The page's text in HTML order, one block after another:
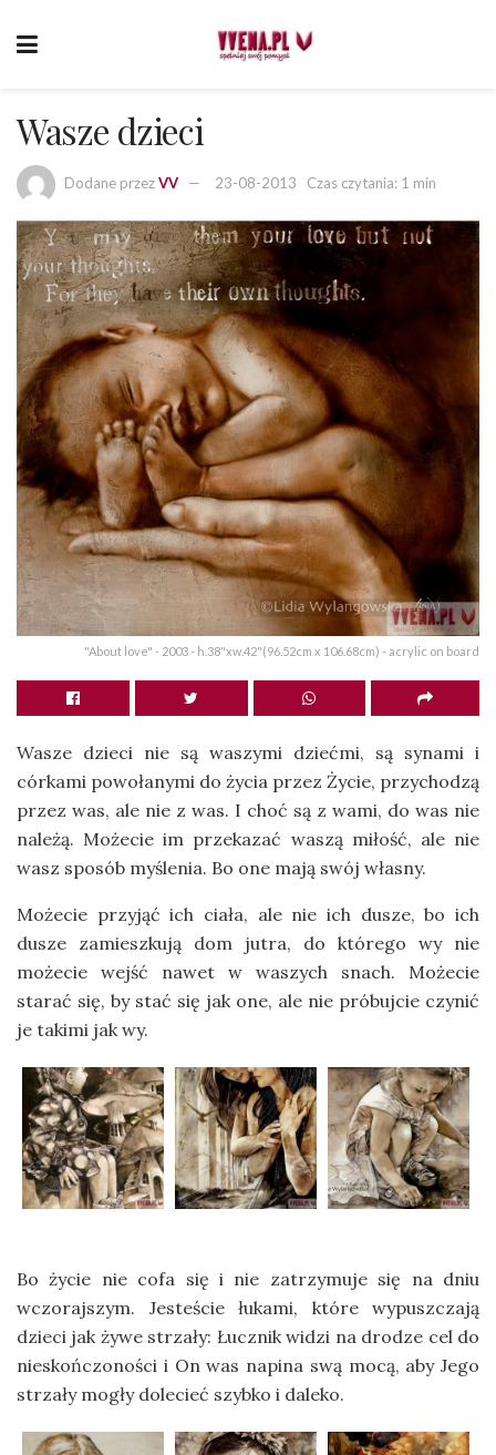
Wasze dzieci
Dodane przezVV 23-08-2013 Czas czytania: 1 min
"About love" - 2003 - h.38"xw.42"(96.52cm x 106.68cm) - acrylic on board
Wasze dzieci nie są waszymi dziećmi, są synami i
córkami powołanymi do życia przez Życie, przychodzą
przez was, ale nie z was. I choć są z wami, do was nie
należą. Możecie im przekazać waszą miłość, ale nie
wasz sposób myślenia. Bo one mają swój własny.
Możecie przyjąć ich ciała, ale nie ich dusze, bo ich
dusze zamieszkują dom jutra, do którego wy nie
możecie wejść nawet w waszych snach. Możecie
starać się, by stać się jak one, ale nie próbujcie czynić
je takimi jak wy.
Bo życie nie cofa się i nie zatrzymuje się na dniu
wczorajszym. Jesteście łukami, które wypuszczają
dzieci jak żywe strzały: Łucznik widzi na drodze cel do
nieskończoności i On was napina swą mocą, aby Jego
strzały mogły dolecieć szybko i daleko.